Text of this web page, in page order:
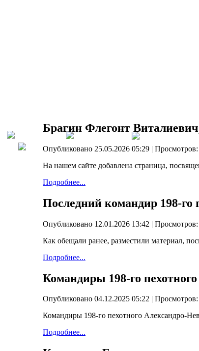
Брагин Флегонт
Опубликовано 25.05.2026 05:29 |
На нашем сайте добавлена страница,
Подробнее...
Последний командир 198-го
Опубликовано 12.01.2026 13:42 |
Как обещали ранее, разместили материал,
Подробнее...
Командиры 198-го
Опубликовано 04.12.2025 05:22 |
Командиры 198-го пехотного Александро-
Подробнее...